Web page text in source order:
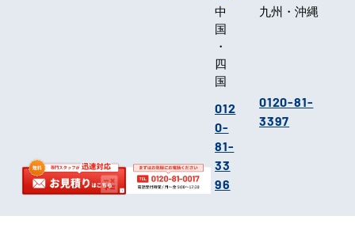
中
国
・
四
国
012
0-
81-
33
96
九州・沖縄
0120-81-
3397